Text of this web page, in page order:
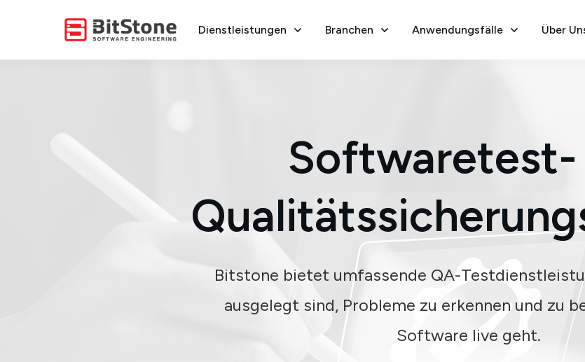
Dienstleistungen Branchen Anwendungsfälle Über
Softwaretest-
Bitstone bietet umfassende QA-
ausgelegt sind, Probleme zu erkennen und zu
Software live geht.